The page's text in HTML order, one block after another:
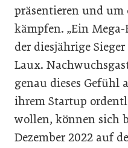
präsentieren und
kämpfen. „Ein
der diesjährige
Laux.
genau dieses Gefühl
ihrem Startup
wollen, können sich
Dezember 2022 auf